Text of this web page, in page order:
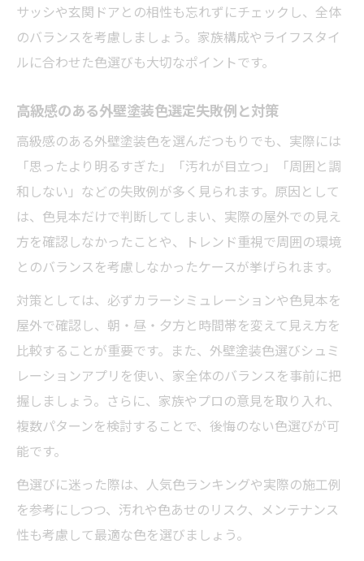
サッシや玄関ドアとの相性も忘れずにチェックし、全体
のバランスを考慮しましょう。家族構成やライフスタイ
ルに合わせた色選びも大切なポイントです。
高級感のある外壁塗装色選定失敗例と対策
高級感のある外壁塗装色を選んだつもりでも、実際には
「思ったより明るすぎた」「汚れが目立つ」「周囲と調
和しない」などの失敗例が多く見られます。原因として
は、色見本だけで判断してしまい、実際の屋外での見え
方を確認しなかったことや、トレンド重視で周囲の環境
とのバランスを考慮しなかったケースが挙げられます。
対策としては、必ずカラーシミュレーションや色見本を
屋外で確認し、朝・昼・夕方と時間帯を変えて見え方を
比較することが重要です。また、外壁塗装色選びシュミ
レーションアプリを使い、家全体のバランスを事前に把
握しましょう。さらに、家族やプロの意見を取り入れ、
複数パターンを検討することで、後悔のない色選びが可
能です。
色選びに迷った際は、人気色ランキングや実際の施工例
を参考にしつつ、汚れや色あせのリスク、メンテナンス
性も考慮して最適な色を選びましょう。